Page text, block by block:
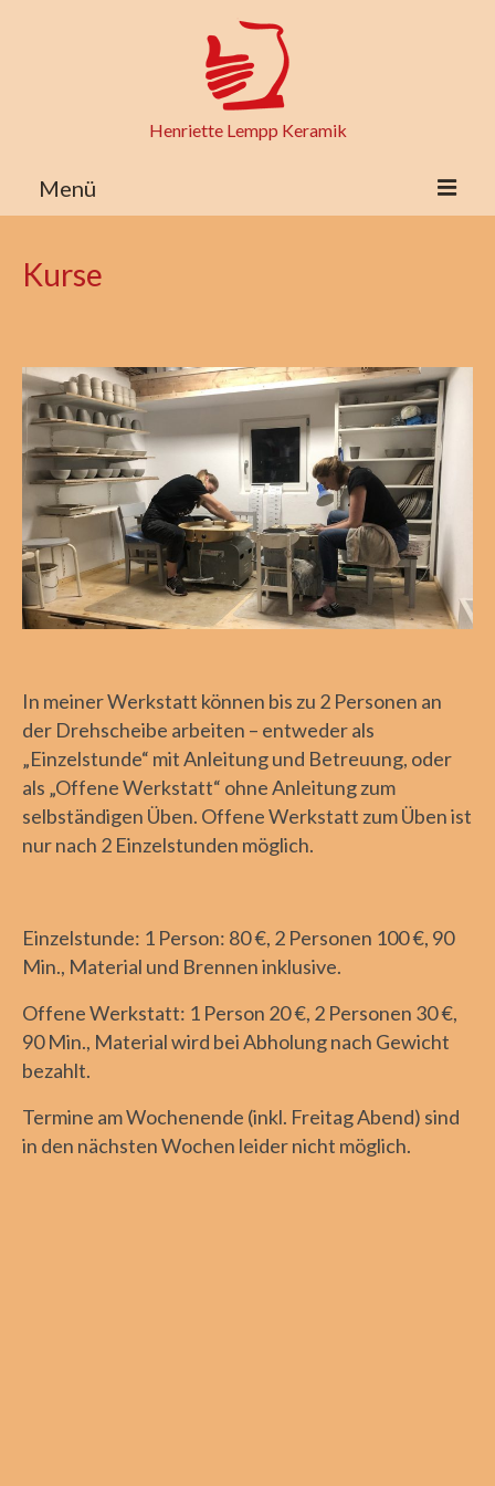
Henriette Lempp Keramik
Menü
Keramik
Links
Kurse
Ausstellungen
Reduktion
Knochenschatten
Amtsgeheimnisse
Nachtgeschenke
Kontakt
Impressum
Datenschutz
Kurse
In meiner Werkstatt können bis zu 2 Personen an
der Drehscheibe arbeiten – entweder als
„Einzelstunde“ mit Anleitung und Betreuung, oder
als „Offene Werkstatt“ ohne Anleitung zum
selbständigen Üben. Offene Werkstatt zum Üben ist
nur nach 2 Einzelstunden möglich.
Einzelstunde: 1 Person: 80 €, 2 Personen 100 €, 90
Min., Material und Brennen inklusive.
Offene Werkstatt: 1 Person 20 €, 2 Personen 30 €,
90 Min., Material wird bei Abholung nach Gewicht
bezahlt.
Termine am Wochenende (inkl. Freitag Abend) sind
in den nächsten Wochen leider nicht möglich.